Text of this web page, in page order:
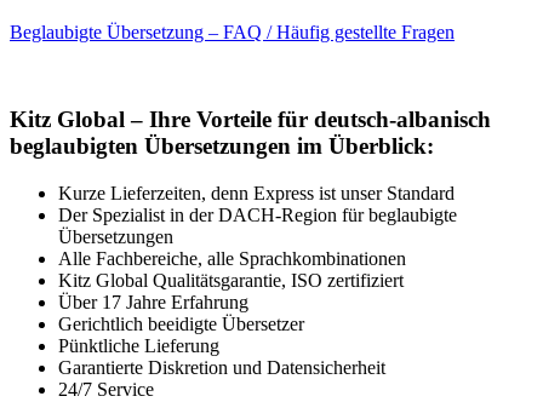
Beglaubigte Übersetzung – FAQ / Häufig gestellte Fragen
Kitz Global – Ihre Vorteile für deutsch-albanisch
beglaubigten Übersetzungen im Überblick:
Kurze Lieferzeiten, denn Express ist unser Standard
Der Spezialist in der DACH-Region für beglaubigte
Übersetzungen
Alle Fachbereiche, alle Sprachkombinationen
Kitz Global Qualitätsgarantie, ISO zertifiziert
Über 17 Jahre Erfahrung
Gerichtlich beeidigte Übersetzer
Pünktliche Lieferung
Garantierte Diskretion und Datensicherheit
24/7 Service